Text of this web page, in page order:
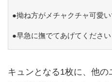
●拗ね方がメチャクチャ可愛い
●早急に撫でてあげてください
キュンとなる1枚に、他の